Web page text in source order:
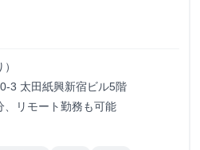
3 太田紙興新宿ビル5階
、リモート勤務も可能